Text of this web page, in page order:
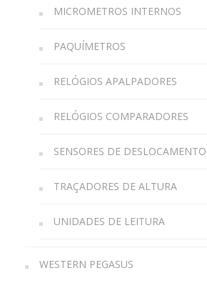
MICROMETROS INTERNOS
PAQUÍMETROS
RELÓGIOS APALPADORES
RELÓGIOS COMPARADORES
SENSORES DE DESLOCAMENTO
TRAÇADORES DE ALTURA
UNIDADES DE LEITURA
WESTERN PEGASUS